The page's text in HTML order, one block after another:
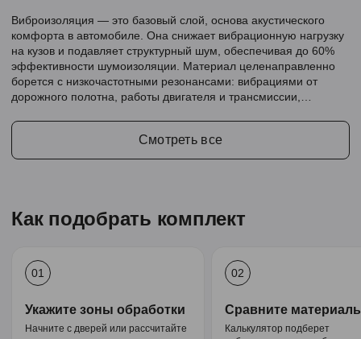
Виброизоляция — это базовый слой, основа акустического
комфорта в автомобиле. Она снижает вибрационную нагрузку
на кузов и подавляет структурный шум, обеспечивая до 60%
эффективности шумоизоляции. Материал целенаправленно
борется с низкочастотными резонансами: вибрациями от
дорожного полотна, работы двигателя и трансмиссии,
Смотреть все
Как подобрать комплект
01
Укажите зоны обработки
Начните с дверей или рассчитайте
02
Сравните
Калькулятор подберет